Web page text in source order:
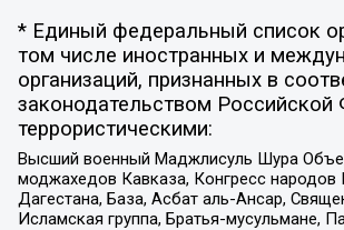
* Единый федеральный список
том числе иностранных и
организаций, признанных в
законодательством Российской
террористическими:
Высший военный Маджлисуль Шура
моджахедов Кавказа, Конгресс народов
Дагестана, База, Асбат аль-Ансар,
Исламская группа, Братья-мусульмане,